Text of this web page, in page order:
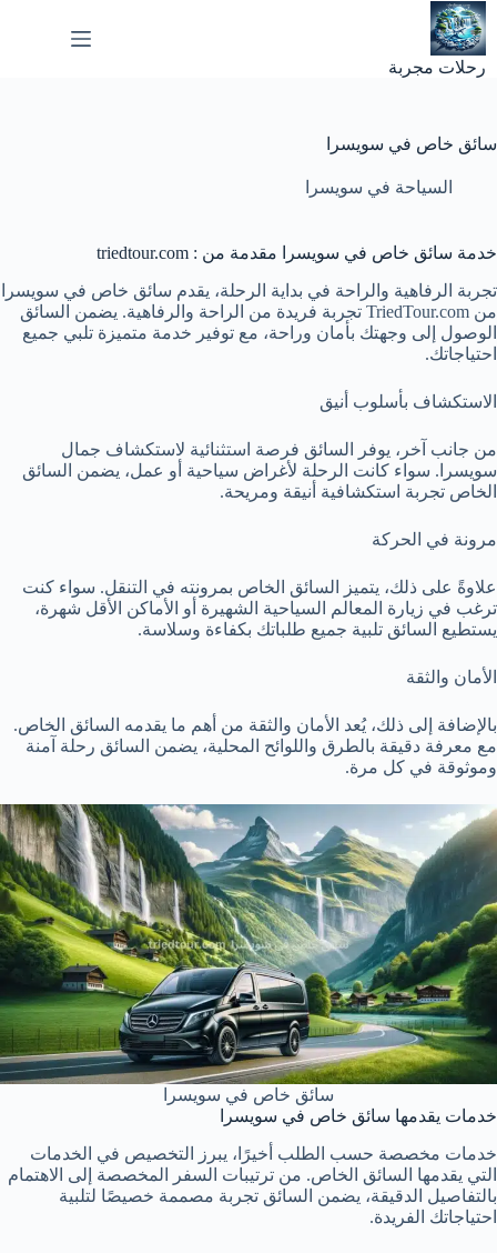
التجاوز
إلى
المحتوى
رحلات مجربة
سائق خاص في سويسرا
السياحة في سويسرا
خدمة سائق خاص في سويسرا مقدمة من : triedtour.com
تجربة الرفاهية والراحة في بداية الرحلة، يقدم سائق خاص في سويسرا
من TriedTour.com تجربة فريدة من الراحة والرفاهية. يضمن السائق
الوصول إلى وجهتك بأمان وراحة، مع توفير خدمة متميزة تلبي جميع
احتياجاتك.
الاستكشاف بأسلوب أنيق
من جانب آخر، يوفر السائق فرصة استثنائية لاستكشاف جمال
سويسرا. سواء كانت الرحلة لأغراض سياحية أو عمل، يضمن السائق
الخاص تجربة استكشافية أنيقة ومريحة.
مرونة في الحركة
علاوةً على ذلك، يتميز السائق الخاص بمرونته في التنقل. سواء كنت
ترغب في زيارة المعالم السياحية الشهيرة أو الأماكن الأقل شهرة،
يستطيع السائق تلبية جميع طلباتك بكفاءة وسلاسة.
الأمان والثقة
بالإضافة إلى ذلك، يُعد الأمان والثقة من أهم ما يقدمه السائق الخاص.
مع معرفة دقيقة بالطرق واللوائح المحلية، يضمن السائق رحلة آمنة
وموثوقة في كل مرة.
سائق خاص في سويسرا
خدمات يقدمها سائق خاص في سويسرا
خدمات مخصصة حسب الطلب أخيرًا، يبرز التخصيص في الخدمات
التي يقدمها السائق الخاص. من ترتيبات السفر المخصصة إلى الاهتمام
بالتفاصيل الدقيقة، يضمن السائق تجربة مصممة خصيصًا لتلبية
احتياجاتك الفريدة.